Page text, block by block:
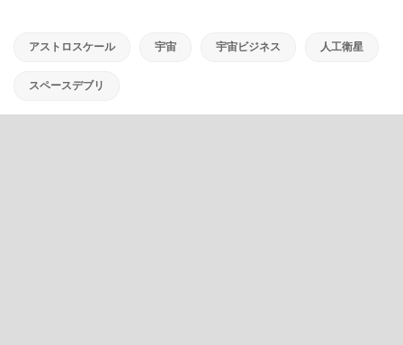
アストロスケール 宇宙 宇宙ビジネス 人工衛星
スペースデブリ